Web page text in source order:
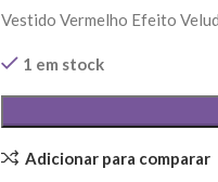
Vestido Vermelho Efeito
1 em stock
Adicionar para comparar